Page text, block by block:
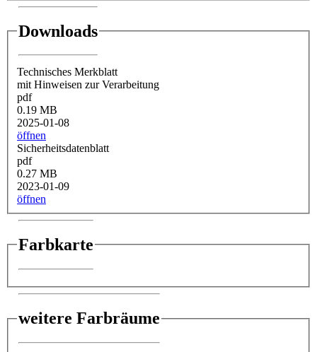
Downloads
Technisches Merkblatt
mit Hinweisen zur Verarbeitung
pdf
0.19 MB
2025-01-08
öffnen
Sicherheitsdatenblatt
pdf
0.27 MB
2023-01-09
öffnen
Farbkarte
weitere Farbräume